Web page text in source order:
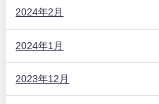
2024年2月
2024年1月
2023年12月